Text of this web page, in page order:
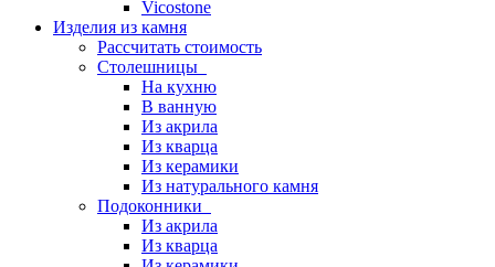
Vicostone
Изделия из камня
Рассчитать стоимость
Столешницы
На кухню
В ванную
Из акрила
Из кварца
Из керамики
Из натурального камня
Подоконники
Из акрила
Из кварца